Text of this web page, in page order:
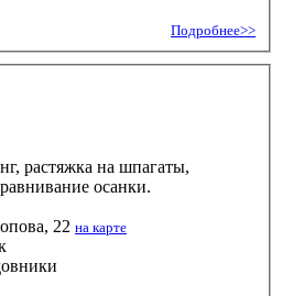
Подробнее>>
растяжка на шпагаты,
осанки.
22 на карте